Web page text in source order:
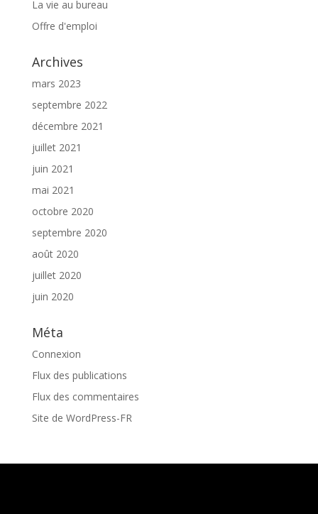
La vie au bureau
Offre d'emploi
Archives
mars 2023
septembre 2022
décembre 2021
juillet 2021
juin 2021
mai 2021
octobre 2020
septembre 2020
août 2020
juillet 2020
juin 2020
Méta
Connexion
Flux des publications
Flux des commentaires
Site de WordPress-FR